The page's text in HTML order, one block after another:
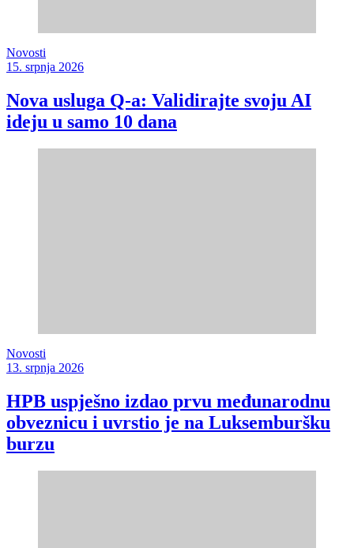
Novosti
15. srpnja 2026
Nova usluga Q-a: Validirajte svoju AI
ideju u samo 10 dana
Novosti
13. srpnja 2026
HPB uspješno izdao prvu međunarodnu
obveznicu i uvrstio je na Luksemburšku
burzu